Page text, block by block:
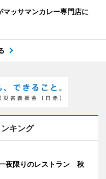
ッサマンカレー専門店に
キング
夜限りのレストラン 秋